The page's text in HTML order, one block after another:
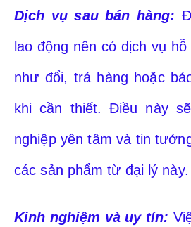
Dịch vụ sau bán hàng:
lao động nên có dịch vụ
như đổi, trả hàng hoặc
khi cần thiết. Điều này
nghiệp yên tâm và tin
các sản phẩm từ đại lý này.
Kinh nghiệm và uy tín: